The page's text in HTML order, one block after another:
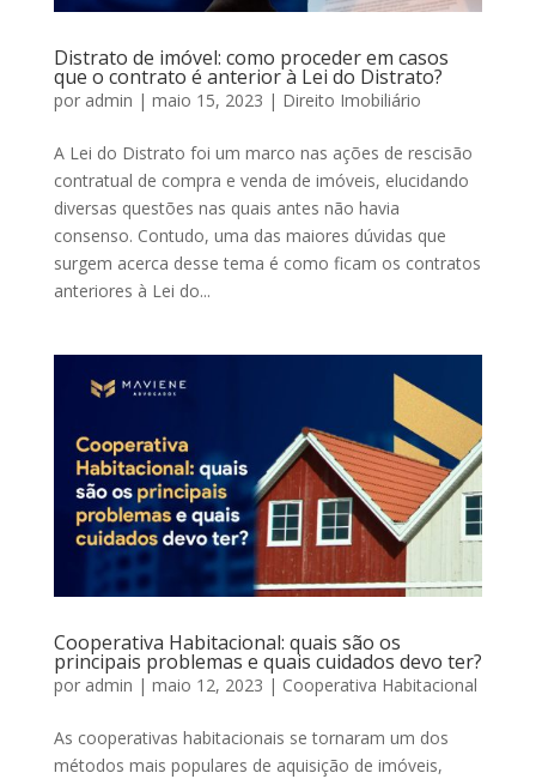
Distrato de imóvel: como proceder em casos
que o contrato é anterior à Lei do Distrato?
por admin | maio 15, 2023 | Direito Imobiliário
A Lei do Distrato foi um marco nas ações de rescisão
contratual de compra e venda de imóveis, elucidando
diversas questões nas quais antes não havia
consenso. Contudo, uma das maiores dúvidas que
surgem acerca desse tema é como ficam os contratos
anteriores à Lei do...
Cooperativa Habitacional: quais são os
principais problemas e quais cuidados devo ter?
por admin | maio 12, 2023 | Cooperativa Habitacional
As cooperativas habitacionais se tornaram um dos
métodos mais populares de aquisição de imóveis,